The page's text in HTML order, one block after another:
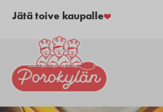
Jätä toive kaupalle